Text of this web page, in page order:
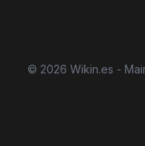
© 2026 Wikin.es -